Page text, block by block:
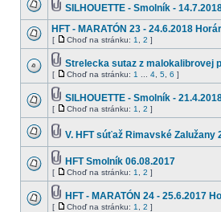
SILHOUETTE - Smolník -
HFT - MARATÓN 23 - 24.6.2018
[ Choď na stránku: 1 2 ]
Strelecka sutaz z malokalibrovej
[ Choď na stránku: 1 4 5 6 ]
SILHOUETTE - Smolník -
[ Choď na stránku: 1 2 ]
V. HFT súťaž Rimavské Zalužany
HFT Smolník 06.08.2017
[ Choď na stránku: 1 2 ]
HFT - MARATÓN 24 - 25.6.2017
[ Choď na stránku: 1 2 ]